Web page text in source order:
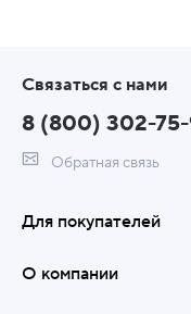
Связаться с нами
8 (800) 302-
Обратная связь
Для покупателей
О компании